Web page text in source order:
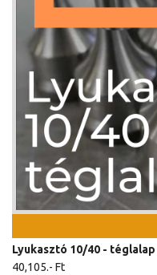
Lyukasztó 10/40 - téglalap
40,105.- Ft